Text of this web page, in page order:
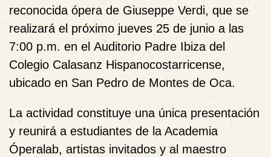
reconocida ópera de Giuseppe Verdi, que se
realizará el próximo jueves 25 de junio a las
7:00 p.m. en el Auditorio Padre Ibiza del
Colegio Calasanz Hispanocostarricense,
ubicado en San Pedro de Montes de Oca.
La actividad constituye una única presentación
y reunirá a estudiantes de la Academia
Óperalab, artistas invitados y al maestro